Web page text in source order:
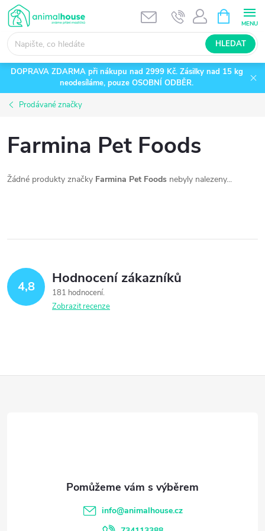
Přejít
na
obsah
HLEDAT
NÁKUPNÍ
KOŠÍK
DOPRAVA ZDARMA při nákupu nad 2999 Kč. Zásilky nad 15 kg
neodesíláme, pouze OSOBNÍ ODBĚR.
Prodávané značky
Farmina Pet Foods
Žádné produkty značky Farmina Pet Foods nebyly nalezeny...
4,8 Hodnocení zákazníků
181 hodnocení
Zobrazit recenze
info@animalhouse.cz